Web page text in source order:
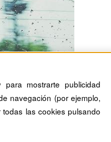
mostrarte publicidad
navegación (por ejemplo,
las cookies pulsando